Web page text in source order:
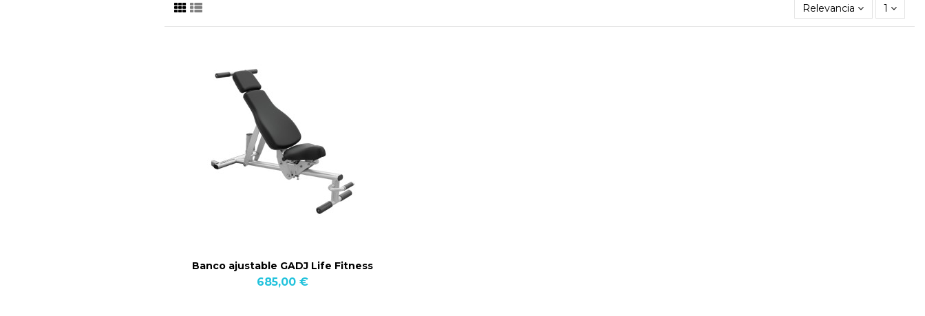
Relevancia 1
Banco ajustable GADJ Life Fitness
685,00 €